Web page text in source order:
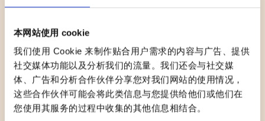
本网站使用 cookie
我们使用 Cookie 来制作贴合用户需求的内容与广告、提供
社交媒体功能以及分析我们的流量。我们还会与社交媒
体、广告和分析合作伙伴分享您对我们网站的使用情况，
这些合作伙伴可能会将此类信息与您提供给他们或他们在
您使用其服务的过程中收集的其他信息相结合。
基本訊息
日期和时间： 2月21日,星期六， 15:00–18:00
每30分钟一场，每场限20名儿童参加
Plaza de las Tizas 拉斯·提萨斯广场
免费免费入场（在没有明确表明限制名额的情况下）